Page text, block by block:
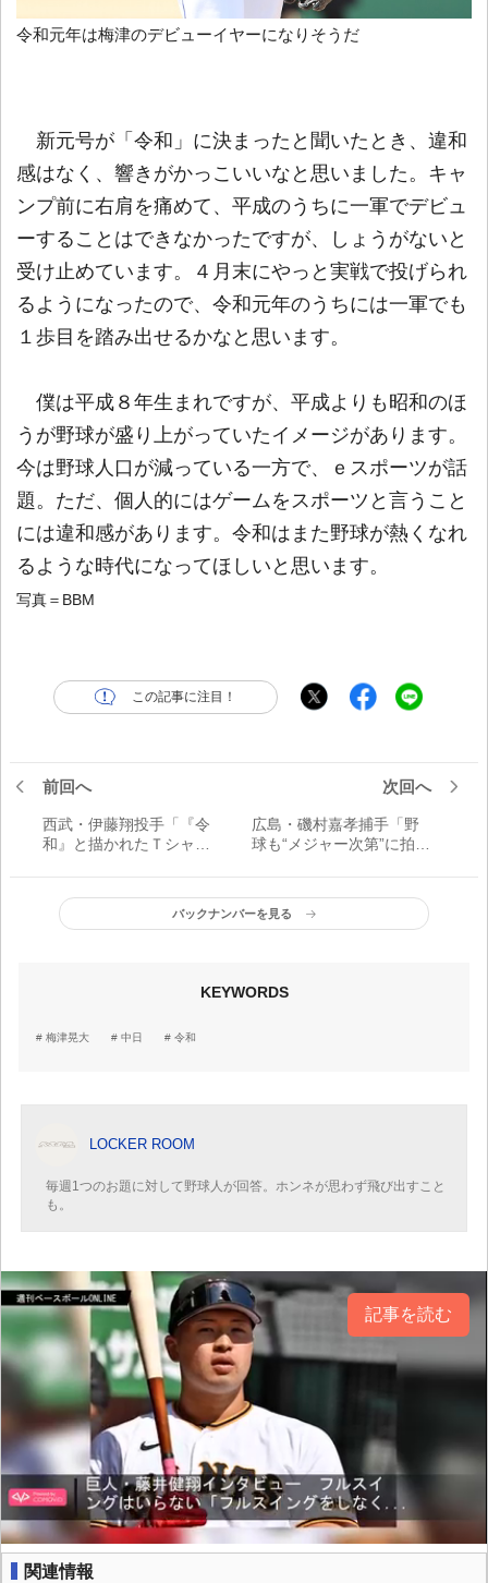
令和元年は梅津のデビューイヤーになりそうだ
新元号が「令和」に決まったと聞いたとき、違和
感はなく、響きがかっこいいなと思いました。キャ
ンプ前に右肩を痛めて、平成のうちに一軍でデビュ
ーすることはできなかったですが、しょうがないと
受け止めています。４月末にやっと実戦で投げられ
るようになったので、令和元年のうちには一軍でも
１歩目を踏み出せるかなと思います。
僕は平成８年生まれですが、平成よりも昭和のほ
うが野球が盛り上がっていたイメージがあります。
今は野球人口が減っている一方で、ｅスポーツが話
題。ただ、個人的にはゲームをスポーツと言うこと
には違和感があります。令和はまた野球が熱くなれ
るような時代になってほしいと思います。
写真＝BBM
この記事に注目！
前回へ
西武・伊藤翔投手「『令
和』と描かれたＴシャツ
購入」／令和
次回へ
広島・磯村嘉孝捕手「野
球も“メジャー次第”に拍車
バックナンバーを見る
KEYWORDS
梅津晃大 中日 令和
LOCKER ROOM
毎週1つのお題に対して野球人が回答。ホンネが思わず飛び出すこと
も。
記事を読む
関連情報